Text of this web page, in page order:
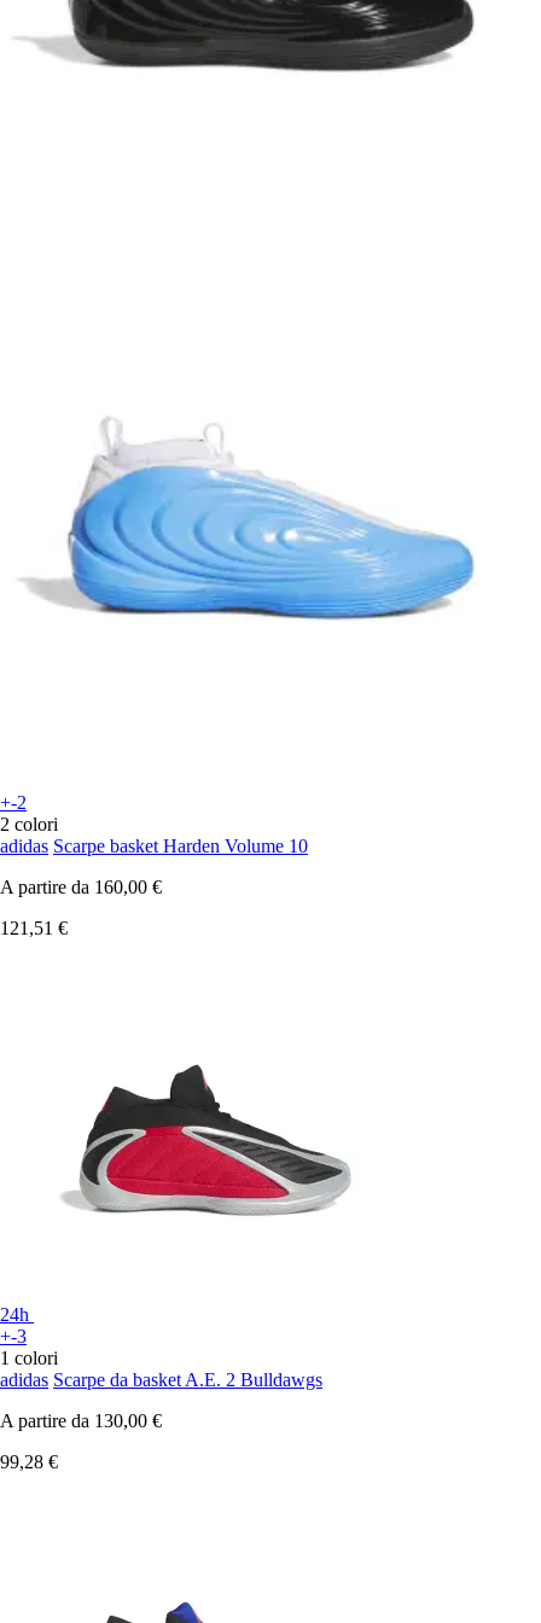
+-2
2 colori
adidas Scarpe basket Harden Volume 10
A partire da 160,00 €
121,51 €
24h
+-3
1 colori
adidas Scarpe da basket A.E. 2 Bulldawgs
A partire da 130,00 €
99,28 €